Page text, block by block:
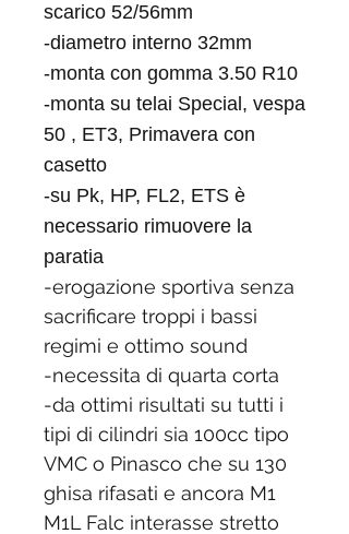
scarico 52/56mm
-diametro interno 32mm
-monta con gomma 3.50 R10
-monta su telai Special, vespa
50 , ET3, Primavera con
casetto
-su Pk, HP, FL2, ETS è
necessario rimuovere la
paratia
-erogazione sportiva senza
sacrificare troppi i bassi
regimi e ottimo sound
-necessita di quarta corta
-da ottimi risultati su tutti i
tipi di cilindri sia 100cc tipo
VMC o Pinasco che su 130
ghisa rifasati e ancora M1
M1L Falc interasse stretto